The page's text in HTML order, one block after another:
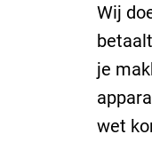
Wij
je
wet